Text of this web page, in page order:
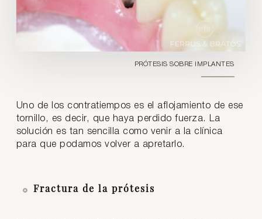
PRÓTESIS SOBRE IMPLANTES
Uno de los contratiempos es el aflojamiento de ese
tornillo, es decir, que haya perdido fuerza. La
solución es tan sencilla como venir a la clínica
para que podamos volver a apretarlo.
Fractura de la prótesis